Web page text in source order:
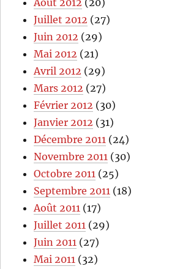
Juillet 2012 (27)
Juin 2012 (29)
Mai 2012 (21)
Avril 2012 (29)
Mars 2012 (27)
Février 2012 (30)
Janvier 2012 (31)
Décembre 2011 (24)
Novembre 2011 (30)
Octobre 2011 (25)
Septembre 2011 (18)
Août 2011 (17)
Juillet 2011 (29)
Juin 2011 (27)
Mai 2011 (32)